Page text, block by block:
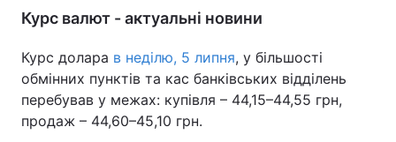
Тема оформлення
Курс валют - актуальні новини
Курс долара в неділю, 5 липня, у більшості
обмінних пунктів та кас банківських відділень
перебував у межах: купівля – 44,15–44,55 грн,
продаж – 44,60–45,10 грн.